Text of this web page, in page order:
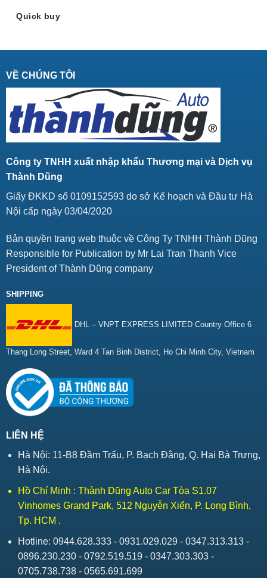
Quick buy
VỀ CHÚNG TÔI
Công ty TNHH xuất nhập khẩu Thương mại và Dịch vụ
Thành Dũng
Giấy ĐKKD số 0109152593 do sở Kế hoạch và Đầu tư Hà
Nội cấp ngày 03/04/2020
Bản quyền trang web thuộc về Công Ty TNHH Thành Dũng
Responsible for Publication by Mr Lai Tran Thanh Vice
President of Thành Dũng company
SHIPPING
DHL – VNPT EXPRESS LIMITED Country Office 6
Thang Long Street, Ward 4 Tan Binh District, Ho Chi Minh City, Vietnam
LIÊN HỆ
Hà Nội: 11-B8 Đầm Trấu, P. Bạch Đằng, Q. Hai Bà Trưng,
Hà Nội.
Hồ Chí Minh : Thành Dũng Auto Car Tòa S1.07
Vinhomes Grand Park, 512 Nguyễn Xiển, P. Long Bình,
Tp. HCM .
Hotline: 0944.628.333 - 0931.029.029 - 0347.313.313 -
0896.230.230 - 0792.519.519 - 0347.303.303 -
0705.738.738 - 0565.691.699